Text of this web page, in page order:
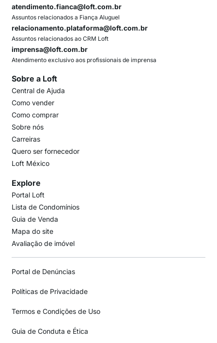
atendimento.fianca@loft.com.br
Assuntos relacionados a Fiança Aluguel
relacionamento.plataforma@loft.com.br
Assuntos relacionados ao CRM Loft
imprensa@loft.com.br
Atendimento exclusivo aos profissionais de imprensa
Sobre a Loft
Central de Ajuda
Como vender
Como comprar
Sobre nós
Carreiras
Quero ser fornecedor
Loft México
Explore
Portal Loft
Lista de Condomínios
Guia de Venda
Mapa do site
Avaliação de imóvel
Portal de Denúncias
Políticas de Privacidade
Termos e Condições de Uso
Guia de Conduta e Ética